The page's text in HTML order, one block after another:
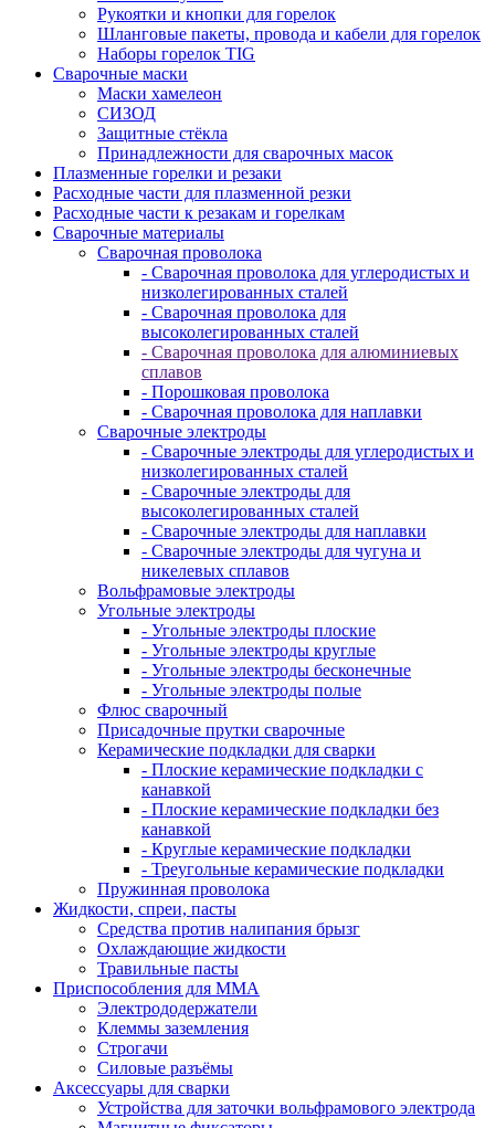
Рукоятки и кнопки для горелок
Шланговые пакеты, провода и кабели для горелок
Наборы горелок TIG
Сварочные маски
Маски хамелеон
СИЗОД
Защитные стёкла
Принадлежности для сварочных масок
Плазменные горелки и резаки
Расходные части для плазменной резки
Расходные части к резакам и горелкам
Сварочные материалы
Сварочная проволока
- Сварочная проволока для углеродистых и
низколегированных сталей
- Сварочная проволока для
высоколегированных сталей
- Сварочная проволока для алюминиевых
сплавов
- Порошковая проволока
- Сварочная проволока для наплавки
Сварочные электроды
- Сварочные электроды для углеродистых и
низколегированных сталей
- Сварочные электроды для
высоколегированных сталей
- Сварочные электроды для наплавки
- Сварочные электроды для чугуна и
никелевых сплавов
Вольфрамовые электроды
Угольные электроды
- Угольные электроды плоские
- Угольные электроды круглые
- Угольные электроды бесконечные
- Угольные электроды полые
Флюс сварочный
Присадочные прутки сварочные
Керамические подкладки для сварки
- Плоские керамические подкладки с
канавкой
- Плоские керамические подкладки без
канавкой
- Круглые керамические подкладки
- Треугольные керамические подкладки
Пружинная проволока
Жидкости, спреи, пасты
Средства против налипания брызг
Охлаждающие жидкости
Травильные пасты
Приспособления для ММА
Электрододержатели
Клеммы заземления
Строгачи
Силовые разъёмы
Аксессуары для сварки
Устройства для заточки вольфрамового электрода